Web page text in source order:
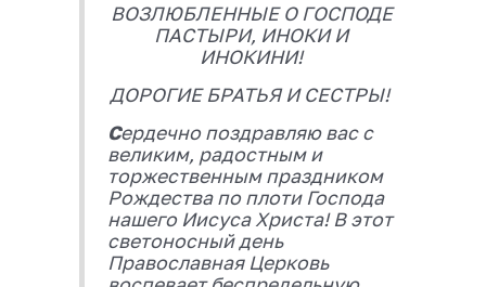
ВОЗЛЮБЛЕННЫЕ О ГОСПОДЕ
ПАСТЫРИ, ИНОКИ И
ИНОКИНИ!
ДОРОГИЕ БРАТЬЯ И СЕСТРЫ!
Сердечно поздравляю вас с
великим, радостным и
торжественным праздником
Рождества по плоти Господа
нашего Иисуса Христа! В этот
светоносный день
Православная Церковь